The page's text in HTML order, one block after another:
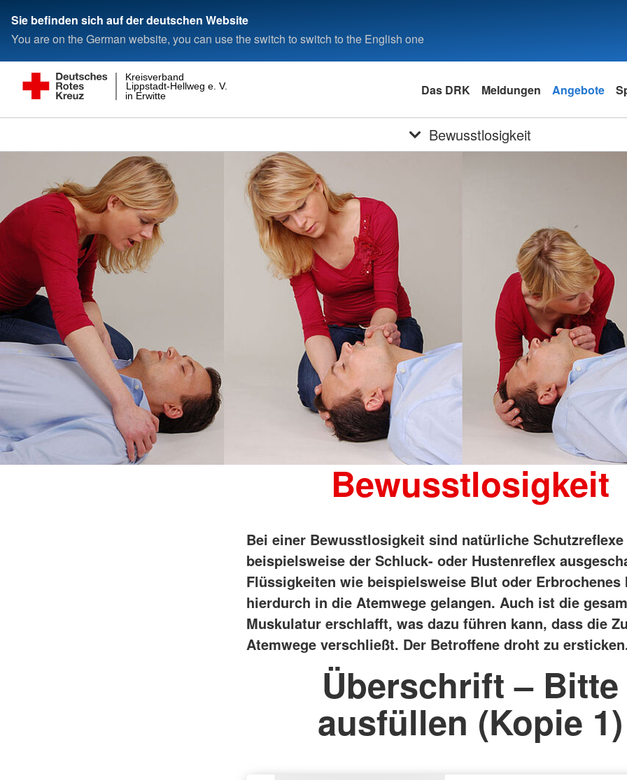
Sie befinden sich auf der deutschen Website
You are on the German website, you can use the switch to switch to the English one
in Erwitte
Lippstadt-Hellweg e. V.
Kreisverband
Das DRK Meldungen Angebote
Bewusstlosigkeit
Bewusstlosigkeit
Bei einer Bewusstlosigkeit sind natürliche
beispielsweise der Schluck- oder Hustenreflex
Flüssigkeiten wie beispielsweise Blut oder Erbrochenes
hierdurch in die Atemwege gelangen. Auch ist die
Muskulatur erschlafft, was dazu führen kann, dass die
Atemwege verschließt. Der Betroffene droht zu
Überschrift – Bitte
ausfüllen (Kopie 1)